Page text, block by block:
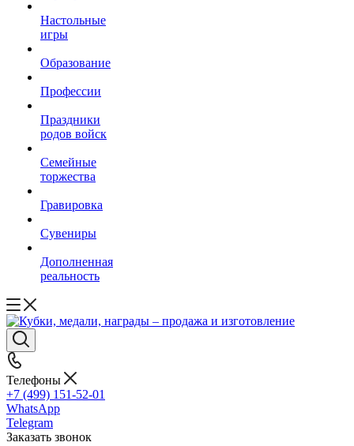
Настольные
игры
Образование
Профессии
Праздники
родов войск
Семейные
торжества
Гравировка
Сувениры
Дополненная
реальность
Телефоны
+7 (499) 151-52-01
WhatsApp
Telegram
Заказать звонок